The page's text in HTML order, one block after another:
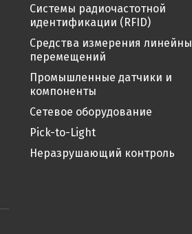
Системы радиочастотной
идентификации (RFID)
Средства измерения
перемещений
Промышленные датчики и
компоненты
Сетевое оборудование
Pick-to-Light
Неразрушающий контроль